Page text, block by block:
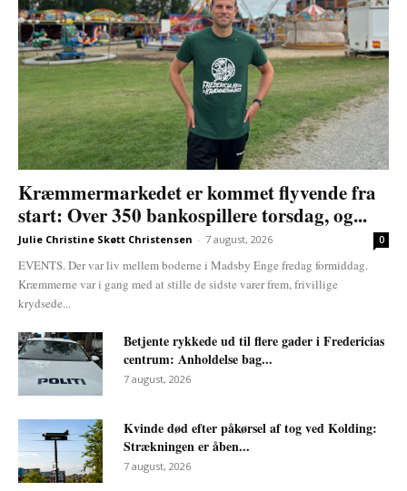
Kræmmermarkedet er kommet flyvende fra
start: Over 350 bankospillere torsdag, og...
Julie Christine Skøtt Christensen - 7 august, 2026 0
EVENTS. Der var liv mellem boderne i Madsby Enge fredag formiddag.
Kræmmerne var i gang med at stille de sidste varer frem, frivillige
krydsede...
Betjente rykkede ud til flere gader i Fredericias
centrum: Anholdelse bag...
7 august, 2026
Kvinde død efter påkørsel af tog ved Kolding:
Strækningen er åben...
7 august, 2026